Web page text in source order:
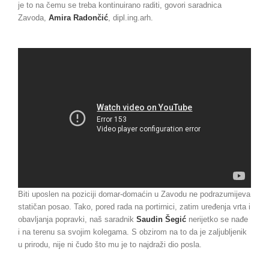
je to na čemu se treba kontinuirano raditi, govori saradnica
Zavoda, Amira Radončić, dipl.ing.arh.
Biti uposlen na poziciji domar-domaćin u Zavodu ne podrazumijeva
statičan posao. Tako, pored rada na portirnici, zatim uređenja vrta i
obavljanja popravki, naš saradnik Saudin Šegić nerijetko se nađe
i na terenu sa svojim kolegama. S obzirom na to da je zaljubljenik
u prirodu, nije ni čudo što mu je to najdraži dio posla.